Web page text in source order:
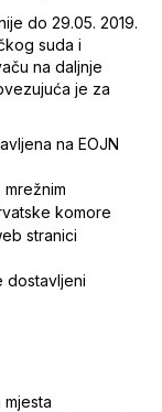
do 29.05. 2019.
suda i
na daljnje
je za
na EOJN
, mrežnim
komore
stranici
dostavljeni